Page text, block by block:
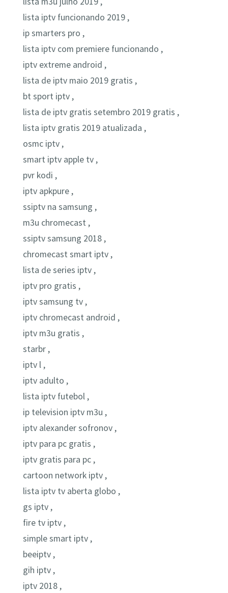
lista iptv funcionando 2019 ,
ip smarters pro ,
lista iptv com premiere funcionando ,
iptv extreme android ,
lista de iptv maio 2019 gratis ,
bt sport iptv ,
lista de iptv gratis setembro 2019 gratis ,
lista iptv gratis 2019 atualizada ,
osmc iptv ,
smart iptv apple tv ,
pvr kodi ,
iptv apkpure ,
ssiptv na samsung ,
m3u chromecast ,
ssiptv samsung 2018 ,
chromecast smart iptv ,
lista de series iptv ,
iptv pro gratis ,
iptv samsung tv ,
iptv chromecast android ,
iptv m3u gratis ,
starbr ,
iptv l ,
iptv adulto ,
lista iptv futebol ,
ip television iptv m3u ,
iptv alexander sofronov ,
iptv para pc gratis ,
iptv gratis para pc ,
cartoon network iptv ,
lista iptv tv aberta globo ,
gs iptv ,
fire tv iptv ,
simple smart iptv ,
beeiptv ,
gih iptv ,
iptv 2018 ,